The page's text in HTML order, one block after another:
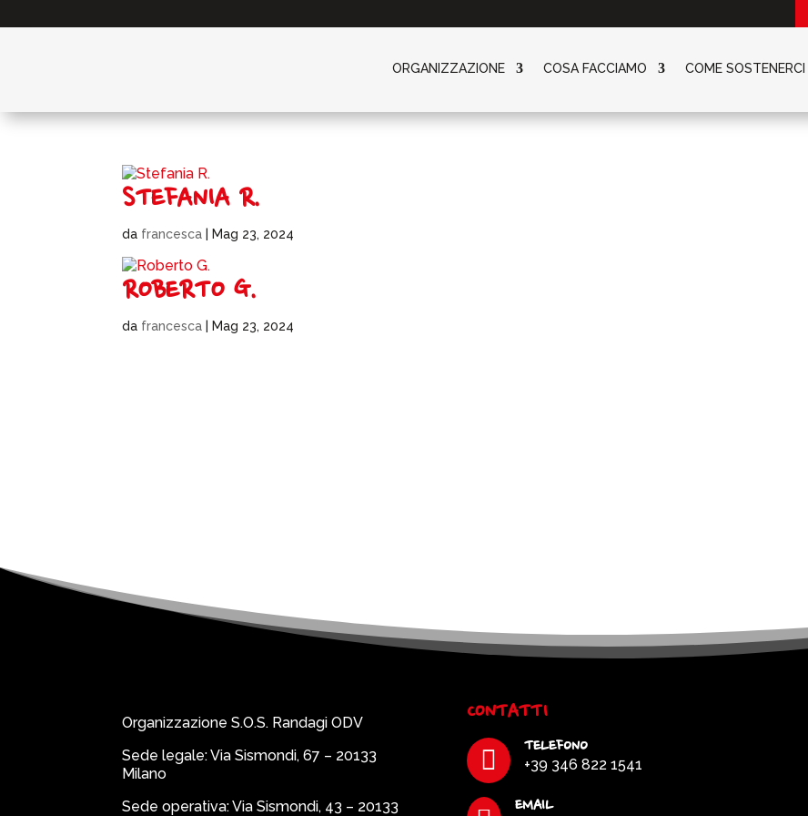
ORGANIZZAZIONE COSA FACCIAMO COME SOSTENERCI
STEFANIA R.
da francesca |Mag 23, 2024
ROBERTO G.
da francesca |Mag 23, 2024
Organizzazione S.O.S. Randagi ODV
Sede legale: Via Sismondi, 67 – 20133
Milano
Sede operativa: Via Sismondi, 43 – 20133
CONTATTI
 TELEFONO
+39 346 822 1541
EMAIL